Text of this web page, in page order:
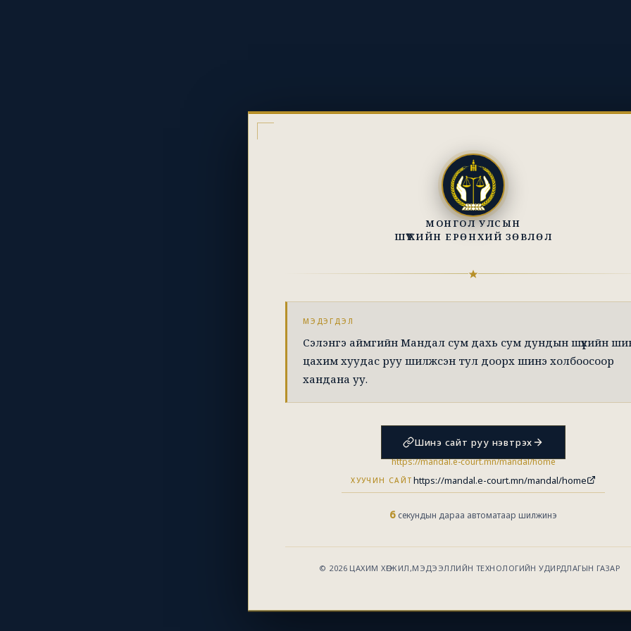
МОНГОЛ УЛСЫН
ШҮҮХИЙН ЕРӨНХИЙ ЗӨВЛӨЛ
МЭДЭГДЭЛ
Сэлэнгэ аймгийн Мандал сум дахь сум дундын шүүхийн
цахим хуудас руу шилжсэн тул доорх шинэ холбоосоор
хандана уу.
Шинэ сайт руу нэвтрэх
https://mandal.e-court.mn/mandal/home
ХУУЧИН САЙТ https://mandal.e-court.mn/mandal/home
6 секундын дараа автоматаар шилжинэ
© 2026 ЦАХИМ ХӨГЖИЛ,МЭДЭЭЛЛИЙН ТЕХНОЛОГИЙН УДИРДЛАГЫН ГАЗАР